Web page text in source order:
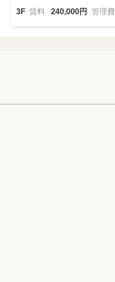
3F 賃料 240,000円 管理費